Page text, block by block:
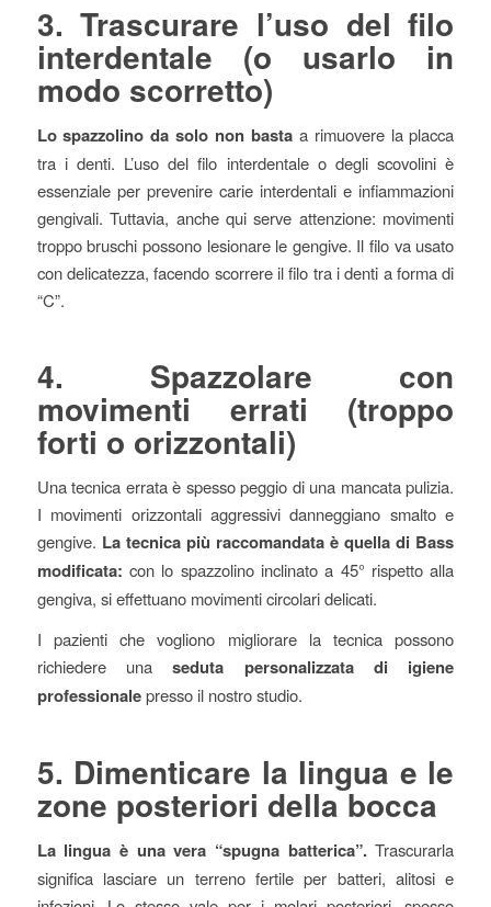
3. Trascurare l’uso del filo
interdentale (o usarlo in
modo scorretto)
Lo spazzolino da solo non bastaa rimuovere la placca
tra i denti. L’uso del filo interdentale o degli scovolini è
essenziale per prevenire carie interdentali e infiammazioni
gengivali. Tuttavia, anche qui serve attenzione: movimenti
troppo bruschi possono lesionare le gengive. Il filo va usato
con delicatezza, facendo scorrere il filo tra i denti a forma di
“C”.
4. Spazzolare con
movimenti errati (troppo
forti o orizzontali)
Una tecnica errata è spesso peggio di una mancata pulizia.
I movimenti orizzontali aggressivi danneggiano smalto e
gengive. La tecnica più raccomandata è quella di Bass
modificata: con lo spazzolino inclinato a 45° rispetto alla
gengiva, si effettuano movimenti circolari delicati.
I pazienti che vogliono migliorare la tecnica possono
richiedere unaseduta personalizzata di igiene
professionalepresso il nostro studio.
5. Dimenticare la lingua e le
zone posteriori della bocca
La lingua è una vera “spugna batterica”.Trascurarla
significa lasciare un terreno fertile per batteri, alitosi e